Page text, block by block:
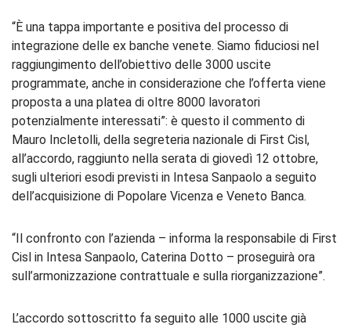
“È una tappa importante e positiva del processo di
integrazione delle ex banche venete. Siamo fiduciosi nel
raggiungimento dell’obiettivo delle 3000 uscite
programmate, anche in considerazione che l’offerta viene
proposta a una platea di oltre 8000 lavoratori
potenzialmente interessati”: è questo il commento di
Mauro Incletolli, della segreteria nazionale di First Cisl,
all’accordo, raggiunto nella serata di giovedì 12 ottobre,
sugli ulteriori esodi previsti in Intesa Sanpaolo a seguito
dell’acquisizione di Popolare Vicenza e Veneto Banca.
“Il confronto con l’azienda – informa la responsabile di First
Cisl in Intesa Sanpaolo, Caterina Dotto – proseguirà ora
sull’armonizzazione contrattuale e sulla riorganizzazione”.
L’accordo sottoscritto fa seguito alle 1000 uscite già